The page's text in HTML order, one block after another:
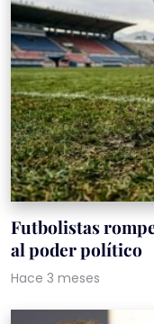
Futbolistas
al poder político
Hace 3 meses